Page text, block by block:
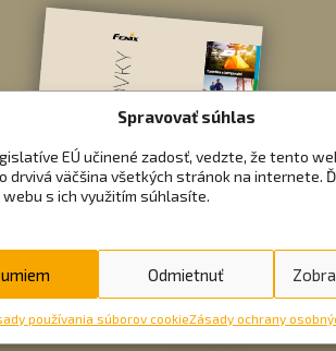
Spravovať súhlas
EÚ učinené zadosť, vedzte, že tento
drvivá väčšina všetkých stránok na internete.
webu s ich využitím súhlasíte.
Odmietnuť
používania súborov cookieZásady ochrany